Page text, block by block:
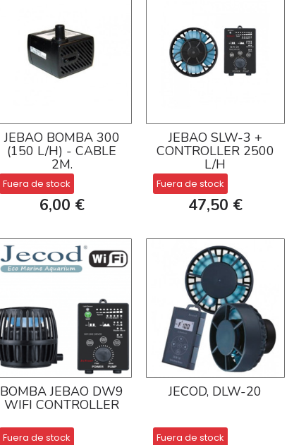
JEBAO BOMBA 300
(150 L/H) - CABLE
2M.
Fuera de stock
6,00 €
JEBAO SLW-3 +
CONTROLLER 2500
L/H
Fuera de stock
47,50 €
BOMBA JEBAO DW9
WIFI CONTROLLER
Fuera de stock
JECOD, DLW-20
Fuera de stock